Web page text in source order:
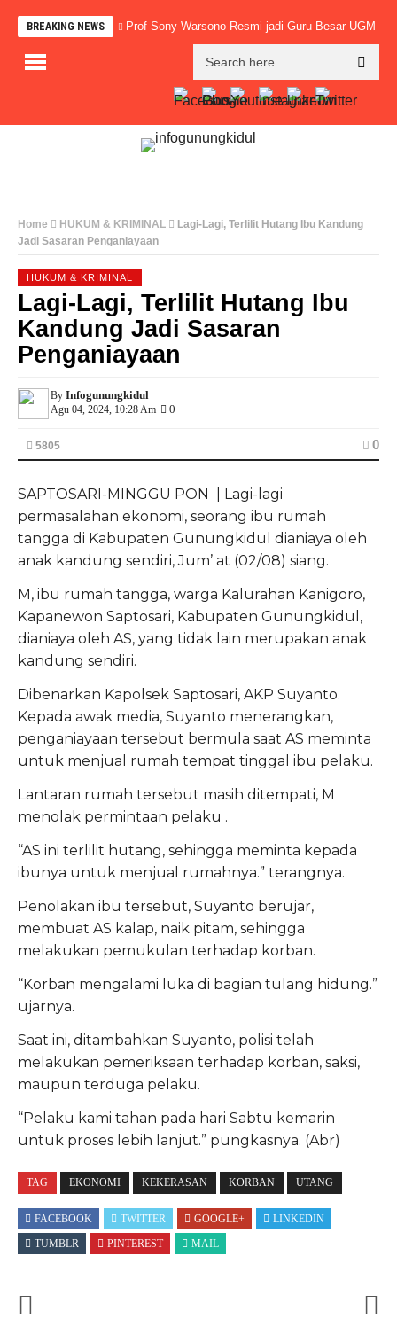
BREAKING NEWS Prof Sony Warsono Resmi jadi Guru Besar UGM
Home HUKUM & KRIMINAL
Lagi-Lagi, Terlilit Hutang Ibu Kandung
Jadi Sasaran Penganiayaan
HUKUM & KRIMINAL
Lagi-Lagi, Terlilit Hutang Ibu
Kandung Jadi Sasaran
Penganiayaan
By Infogunungkidul
Agu 04, 2024, 10:28 Am 0
5805 0
SAPTOSARI-MINGGU PON | Lagi-lagi
permasalahan ekonomi, seorang ibu rumah
tangga di Kabupaten Gunungkidul dianiaya oleh
anak kandung sendiri, Jum’ at (02/08) siang.
M, ibu rumah tangga, warga Kalurahan Kanigoro,
Kapanewon Saptosari, Kabupaten Gunungkidul,
dianiaya oleh AS, yang tidak lain merupakan anak
kandung sendiri.
Dibenarkan Kapolsek Saptosari, AKP Suyanto.
Kepada awak media, Suyanto menerangkan,
penganiayaan tersebut bermula saat AS meminta
untuk menjual rumah tempat tinggal ibu pelaku.
Lantaran rumah tersebut masih ditempati, M
menolak permintaan pelaku .
“AS ini terlilit hutang, sehingga meminta kepada
ibunya untuk menjual rumahnya.” terangnya.
Penolakan ibu tersebut, Suyanto berujar,
membuat AS kalap, naik pitam, sehingga
melakukan pemukulan terhadap korban.
“Korban mengalami luka di bagian tulang hidung.”
ujarnya.
Saat ini, ditambahkan Suyanto, polisi telah
melakukan pemeriksaan terhadap korban, saksi,
maupun terduga pelaku.
“Pelaku kami tahan pada hari Sabtu kemarin
untuk proses lebih lanjut.” pungkasnya. (Abr)
TAG EKONOMI KEKERASAN KORBAN UTANG
FACEBOOK TWITTER GOOGLE+
LINKEDIN
TUMBLR
PINTEREST MAIL